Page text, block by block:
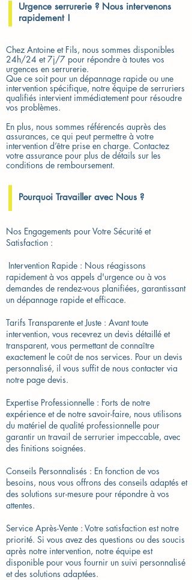
Urgence serrurerie ? Nous intervenons
rapidement !​
Chez Antoine et Fils, nous sommes disponibles
24h/24 et 7j/7 pour répondre à toutes vos
urgences en serrurerie.
Que ce soit pour un dépannage rapide ou une
intervention spécifique, notre équipe de serruriers
qualifiés intervient immédiatement pour résoudre
vos problèmes.
En plus, nous sommes référencés auprès des
assurances, ce qui peut permettre à votre
intervention d’être prise en charge. Contactez
votre assurance pour plus de détails sur les
conditions de remboursement.
Pourquoi Travailler avec Nous ?
Nos Engagements pour Votre Sécurité et
Satisfaction :
​ Intervention Rapide : Nous réagissons
rapidement à vos appels d'urgence ou à vos
demandes de rendez-vous planifiées, garantissant
un dépannage rapide et efficace.
Tarifs Transparente et Juste : Avant toute
intervention, vous recevrez un devis détaillé et
transparent, vous permettant de connaître
exactement le coût de nos services. Pour un devis
personnalisé, il vous suffit de nous contacter via
notre page devis.
Expertise Professionnelle : Forts de notre
expérience et de notre savoir-faire, nous utilisons
du matériel de qualité professionnelle pour
garantir un travail de serrurier impeccable, avec
des finitions soignées.
Conseils Personnalisés : En fonction de vos
besoins, nous vous offrons des conseils adaptés et
des solutions sur-mesure pour répondre à vos
attentes.
Service Après-Vente : Votre satisfaction est notre
priorité. Si vous avez des questions ou des soucis
après notre intervention, notre équipe est
disponible pour vous fournir un suivi personnalisé
et des solutions adaptées.